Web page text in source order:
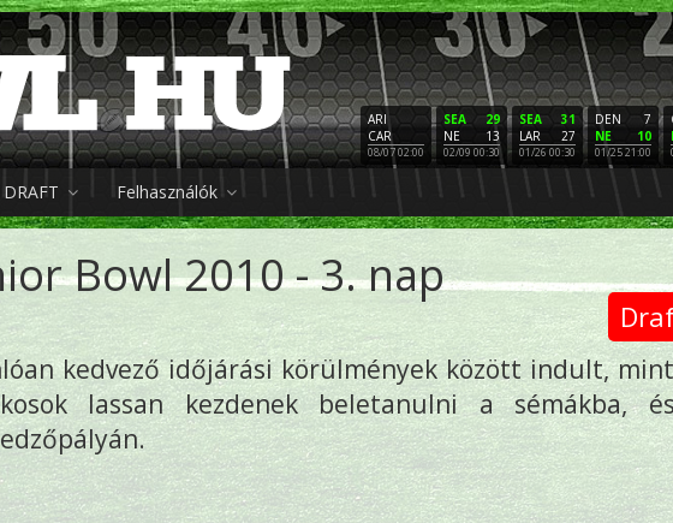
ARI
CAR
08/07 02:00
29
SEA
13
NE
02/09 00:30
31
SEA
27
LAR
01/26 00:30
7
DEN
10
NE
01/25 21:00
DRAFT Felhasználók
Bowl 2010 - 3. nap
kedvező időjárási körülmények között indult, mint
lassan kezdenek beletanulni a sémákba, és